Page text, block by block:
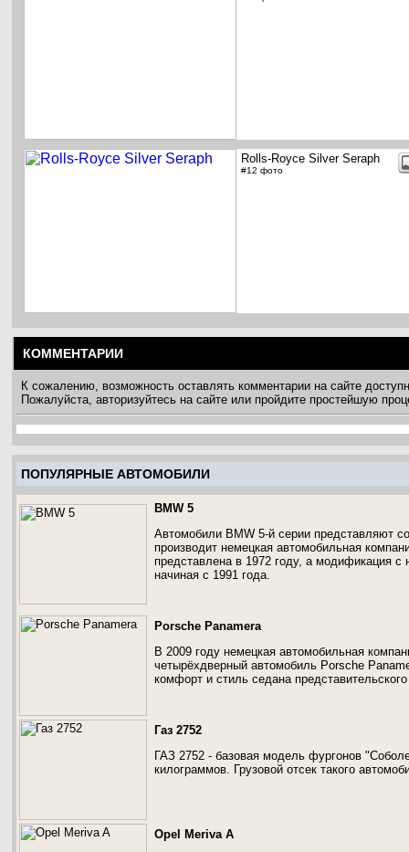
Rolls-Royce Silver Seraph
#12 фото
КОММЕНТАРИИ
К сожалению, возможность оставлять комментарии на сайте
Пожалуйста, авторизуйтесь на сайте или пройдите простейшую
ПОПУЛЯРНЫЕ АВТОМОБИЛИ
BMW 5
Автомобили BMW 5-й серии представляют
производит немецкая автомобильная
представлена в 1972 году, а модификация с
начиная с 1991 года.
Porsche Panamera
В 2009 году немецкая автомобильная
четырёхдверный автомобиль Porsche
комфорт и стиль седана
Газ 2752
ГАЗ 2752 - базовая модель фургонов
килограммов. Грузовой отсек такого
Opel Meriva A